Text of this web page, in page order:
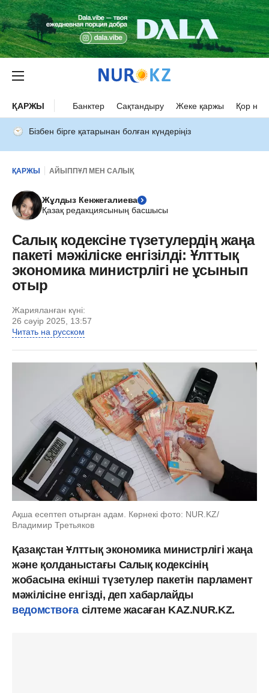
ҚАРЖЫ Банктер Сақтандыру Жеке қаржы Қор
Бізбен бірге қатарынан болған күндеріңіз
ҚАРЖЫ АЙЫППҰЛ МЕН САЛЫҚ
Жұлдыз Кенжегалиева
Қазақ редакциясының басшысы
Салық кодексіне түзетулердің жаңа
пакеті мәжіліске енгізілді: Ұлттық
экономика министрлігі не ұсынып
отыр
Жарияланған күні:
26 сәуір 2025, 13:57
Читать на русском
Ақша есептеп отырған адам. Көрнекі фото: NUR.KZ/
Владимир Третьяков
Қазақстан Ұлттық экономика министрлігі жаңа
және қолданыстағы Салық кодексінің
жобасына екінші түзетулер пакетін парламент
мәжілісіне енгізді, деп хабарлайды
ведомствоға сілтеме жасаған KAZ.NUR.KZ.